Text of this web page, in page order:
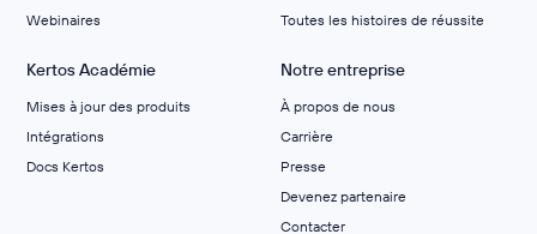
Webinaires
Toutes les histoires de réussite
Kertos Académie
Mises à jour des produits
Intégrations
Docs Kertos
Notre entreprise
À propos de nous
Carrière
Presse
Devenez partenaire
Contacter